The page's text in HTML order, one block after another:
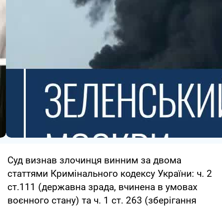
Суд визнав злочинця винним за двома
статтями Кримінального кодексу України: ⁠ч. 2
ст.111 (державна зрада, вчинена в умовах
воєнного стану) та ⁠ч. 1 ст. 263 (зберігання